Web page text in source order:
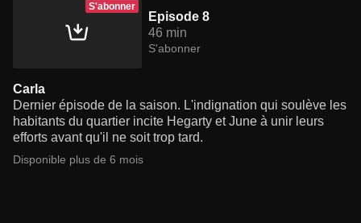
S'abonner
Episode 8
46 min
S'abonner
Carla
Dernier épisode de la saison. L'indignation qui soulève les
habitants du quartier incite Hegarty et June à unir leurs
efforts avant qu'il ne soit trop tard.
Disponible plus de 6 mois